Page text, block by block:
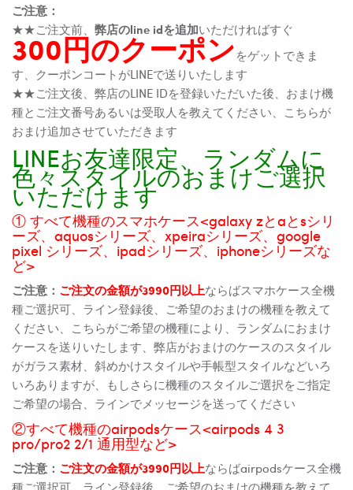
ご注意：
★★ご注文前、 弊店のline idを追加いただければすぐ
300円のクーポンをゲットできま
す、クーポンコートがLINEで送りいたします
★★ご注文後、弊店のLINE IDを登録いただいた後、おまけ機
種とご注文番号あるいは受取人を教えてください、こちらが
おまけ追加させていただきます
LINEお友達限定、ランダムに
色々スタイルのおまけご選択
いただけます
① すべて機種のスマホケース<galaxy zとaとsシリ
ーズ、aquosシリーズ、xpeiraシリーズ、google
pixel シリーズ、ipadシリーズ、iphoneシリーズな
ど>
ご注意： ご注文の金額が3990円以上ならばスマホケース全機
種ご選択可、ライン登録後、ご希望のおまけの機種を教えて
ください、こちらがご希望の機種により、ランダムにおまけ
ケースを送りいたします、弊店がおまけのケースのスタイル
がガラス素材、斜めかけスタイルや手帳型スタイルなどいろ
いろありますが、もしさらに機種のスタイルご選択をご指定
ご希望の場合、ラインでメッセージを送ってください
②すべて機種のairpodsケース<airpods 4 3
pro/pro2 2/1 通用型など>
ご注意： ご注文の金額が3990円以上ならばairpodsケース全機